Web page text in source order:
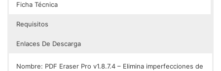
Ficha Técnica
Requisitos
Enlaces De Descarga
Nombre: PDF Eraser Pro v1.8.7.4 – Elimina imperfecciones de